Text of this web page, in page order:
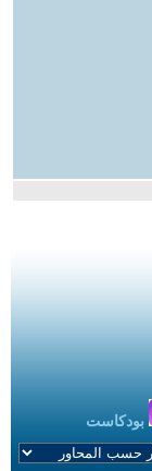
بودكاست